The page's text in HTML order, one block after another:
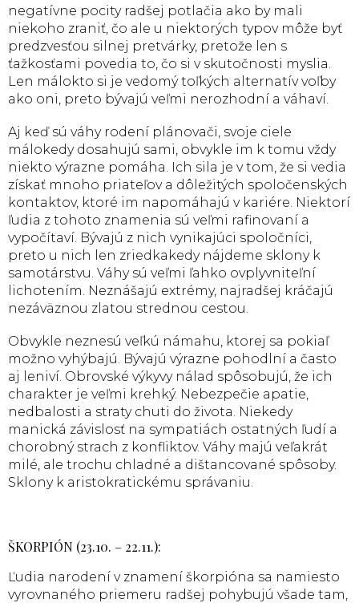
negatívne pocity radšej potlačia ako by mali
niekoho zraniť, čo ale u niektorých typov môže byť
predzvesťou silnej pretvárky, pretože len s
ťažkosťami povedia to, čo si v skutočnosti myslia.
Len málokto si je vedomý toľkých alternatív voľby
ako oni, preto bývajú veľmi nerozhodní a váhaví.
Aj keď sú váhy rodení plánovači, svoje ciele
málokedy dosahujú sami, obvykle im k tomu vždy
niekto výrazne pomáha. Ich sila je v tom, že si vedia
získať mnoho priateľov a dôležitých spoločenských
kontaktov, ktoré im napomáhajú v kariére. Niektorí
ľudia z tohoto znamenia sú veľmi rafinovaní a
vypočítaví. Bývajú z nich vynikajúci spoločníci,
preto u nich len zriedkakedy nájdeme sklony k
samotárstvu. Váhy sú veľmi ľahko ovplyvniteľní
lichotením. Neznášajú extrémy, najradšej kráčajú
nezáväznou zlatou strednou cestou.
Obvykle neznesú veľkú námahu, ktorej sa pokiaľ
možno vyhýbajú. Bývajú výrazne pohodlní a často
aj leniví. Obrovské výkyvy nálad spôsobujú, že ich
charakter je veľmi krehký. Nebezpečie apatie,
nedbalosti a straty chuti do života. Niekedy
manická závislosť na sympatiách ostatných ľudí a
chorobný strach z konfliktov. Váhy majú veľakrát
milé, ale trochu chladné a dištancované spôsoby.
Sklony k aristokratickému správaniu.
ŠKORPIÓN (23.10. – 22.11.):
Ľudia narodení v znamení škorpióna sa namiesto
vyrovnaného priemeru radšej pohybujú všade tam,